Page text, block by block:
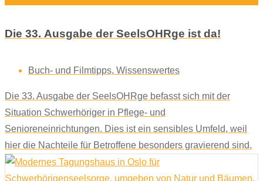
Die 33. Ausgabe der SeelsOHRge ist da!
Buch- und Filmtipps, Wissenswertes
Die 33. Ausgabe der SeelsOHRge befasst sich mit der
Situation Schwerhöriger in Pflege- und
Senioreneinrichtungen. Dies ist ein sensibles Umfeld, weil
hier die Nachteile für Betroffene besonders gravierend sind.